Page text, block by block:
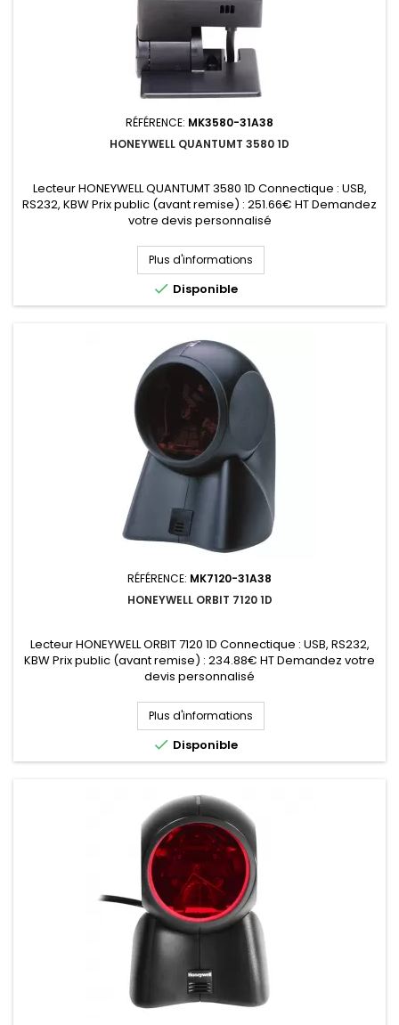
RÉFÉRENCE: MK3580-31A38
HONEYWELL QUANTUMT 3580 1D
Lecteur HONEYWELL QUANTUMT 3580 1D Connectique : USB,
RS232, KBW Prix public (avant remise) : 251.66€ HT Demandez
votre devis personnalisé
Plus d'informations
 Disponible
RÉFÉRENCE: MK7120-31A38
HONEYWELL ORBIT 7120 1D
Lecteur HONEYWELL ORBIT 7120 1D Connectique : USB, RS232,
KBW Prix public (avant remise) : 234.88€ HT Demandez votre
devis personnalisé
Plus d'informations
 Disponible